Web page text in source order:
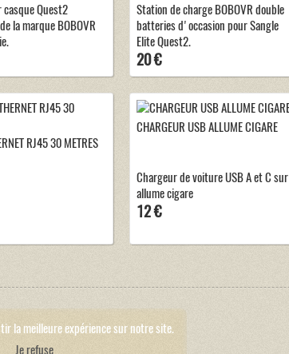
casque Quest2
la marque BOBOVR
Station de charge BOBOVR double
batteries d'occasion pour Sangle
Elite Quest2.
20 €
RJ45 30 METRES
CHARGEUR USB ALLUME CIGARE
Chargeur de voiture USB A et C sur
allume cigare
12 €
la meilleure expérience sur notre site.
Je refuse